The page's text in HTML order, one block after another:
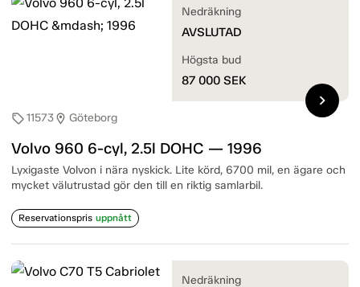
sell11573location_on Göteborg
Volvo 960 6-cyl, 2.5l DOHC — 1996
Lyxigaste Volvon i nära nyskick. Lite körd, 6700 mil, en ägare och
mycket välutrustad gör den till en riktig samlarbil.
Reservationspris uppnått
Nedräkning
AVSLUTAD
Högsta bud
87 000 SEK
chevron_right
Nedräkning